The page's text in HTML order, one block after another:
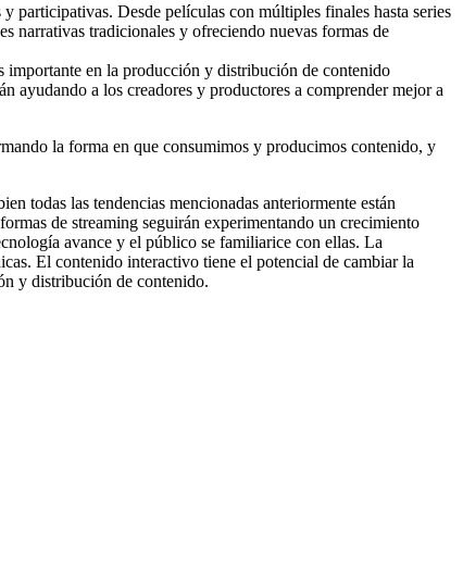
participativas. Desde películas con múltiples finales hasta series
narrativas tradicionales y ofreciendo nuevas formas de
importante en la producción y distribución de contenido
ayudando a los creadores y productores a comprender mejor a
la forma en que consumimos y producimos contenido, y
todas las tendencias mencionadas anteriormente están
de streaming seguirán experimentando un crecimiento
avance y el público se familiarice con ellas. La
El contenido interactivo tiene el potencial de cambiar la
y distribución de contenido.